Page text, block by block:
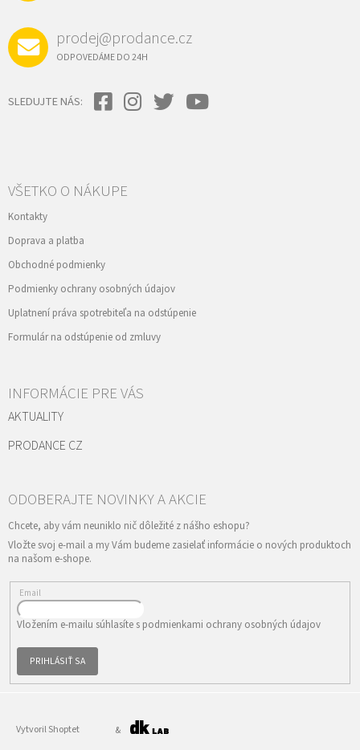
prodej@prodance.cz
ODPOVEDÁME DO 24H
SLEDUJTE NÁS:
VŠETKO O NÁKUPE
Kontakty
Doprava a platba
Obchodné podmienky
Podmienky ochrany osobných údajov
Uplatnení práva spotrebiteľa na odstúpenie
Formulár na odstúpenie od zmluvy
INFORMÁCIE PRE VÁS
AKTUALITY
PRODANCE CZ
Vložte svoj e-mail a my Vám budeme zasielať informácie o nových produktoch
na našom e-shope.
Email
Vložením e-mailu súhlasíte s podmienkami ochrany osobných údajov
PRIHLÁSIŤ SA
Vytvoril Shoptet &